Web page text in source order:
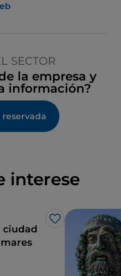
SECTOR
la empresa y
información?
interese
Me gusta
ciudad